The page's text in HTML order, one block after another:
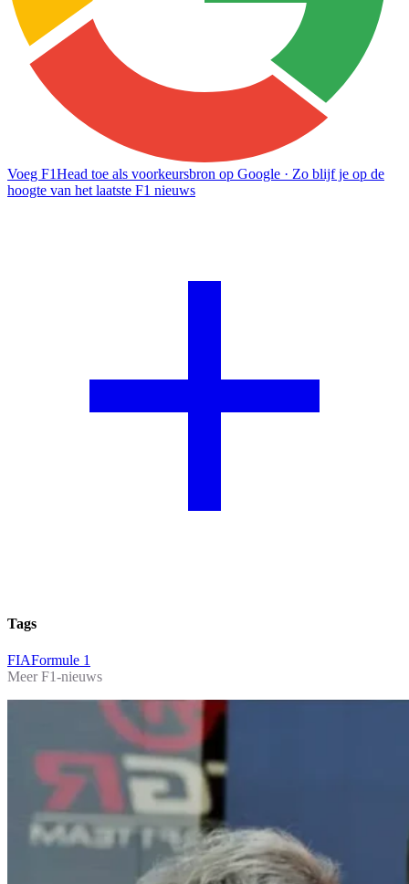
Voeg F1Head toe als voorkeursbron op Google · Zo blijf je op de
hoogte van het laatste F1 nieuws
Tags
FIAFormule 1
Meer F1-nieuws